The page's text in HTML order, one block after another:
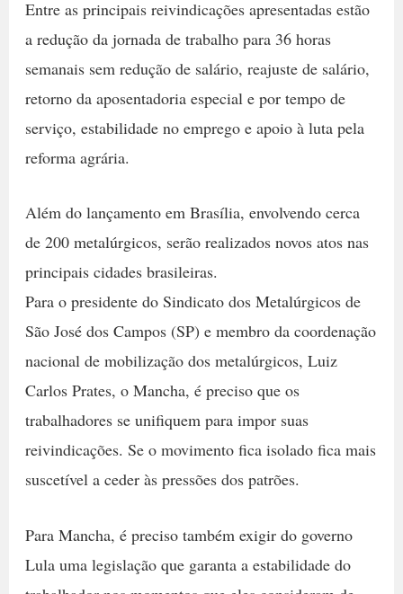
Entre as principais reivindicações apresentadas estão
a redução da jornada de trabalho para 36 horas
semanais sem redução de salário, reajuste de salário,
retorno da aposentadoria especial e por tempo de
serviço, estabilidade no emprego e apoio à luta pela
reforma agrária.
Além do lançamento em Brasília, envolvendo cerca
de 200 metalúrgicos, serão realizados novos atos nas
principais cidades brasileiras.
Para o presidente do Sindicato dos Metalúrgicos de
São José dos Campos (SP) e membro da coordenação
nacional de mobilização dos metalúrgicos, Luiz
Carlos Prates, o Mancha, é preciso que os
trabalhadores se unifiquem para impor suas
reivindicações. Se o movimento fica isolado fica mais
suscetível a ceder às pressões dos patrões.
Para Mancha, é preciso também exigir do governo
Lula uma legislação que garanta a estabilidade do